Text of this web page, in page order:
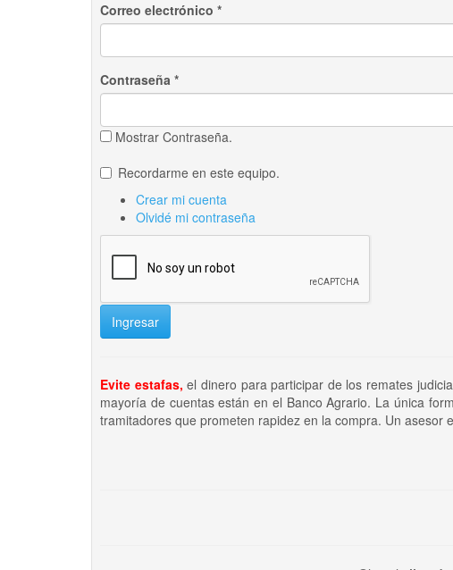
Correo electrónico *
Contraseña *
Mostrar Contraseña.
Recordarme en este equipo.
Crear mi cuenta
Olvidé mi contraseña
Ingresar
Evite estafas, el dinero para participar de los remates
mayoría de cuentas están en el Banco Agrario. La única
tramitadores que prometen rapidez en la compra. Un